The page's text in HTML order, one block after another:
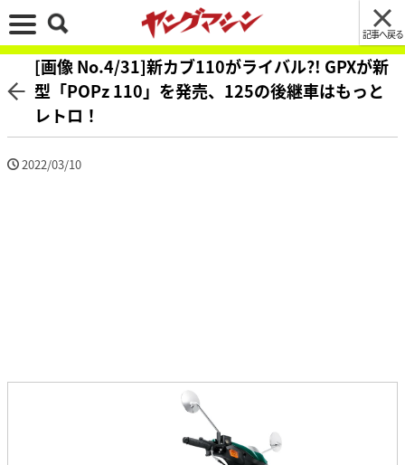
記事へ戻る
[画像 No.4/31]新カブ110がライバル?! GPXが新
型「POPz 110」を発売、125の後継車はもっと
レトロ！
2022/03/10